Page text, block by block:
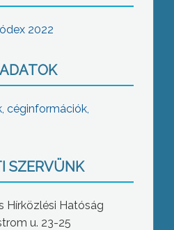
2022
céginformációk,
SZERVÜNK
Hírközlési Hatóság
u. 23-25